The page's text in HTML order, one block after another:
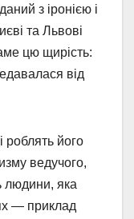
з іронією і
та Львові
цю щирість:
від
роблять його
ведучого,
людини, яка
— приклад